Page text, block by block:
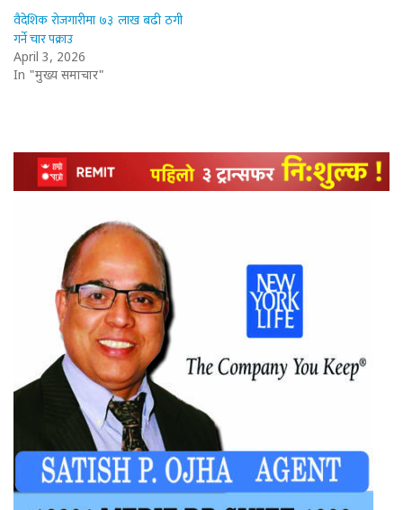
वैदेशिक रोजगारीमा ७३ लाख बढी ठगी
गर्ने चार पक्राउ
April 3, 2026
In "मुख्य समाचार"